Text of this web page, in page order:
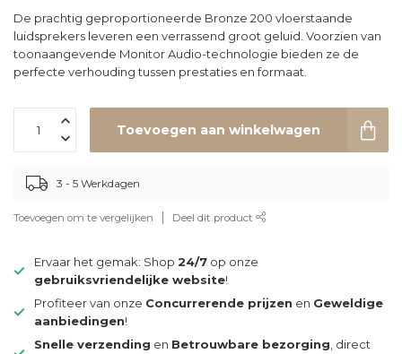
De prachtig geproportioneerde Bronze 200 vloerstaande
luidsprekers leveren een verrassend groot geluid. Voorzien van
toonaangevende Monitor Audio-technologie bieden ze de
perfecte verhouding tussen prestaties en formaat.
Toevoegen aan winkelwagen
3 - 5 Werkdagen
Toevoegen om te vergelijken Deel dit product
Ervaar het gemak: Shop 24/7 op onze
gebruiksvriendelijke website!
Profiteer van onze Concurrerende prijzen en Geweldige
aanbiedingen!
Snelle verzending en Betrouwbare bezorging , direct